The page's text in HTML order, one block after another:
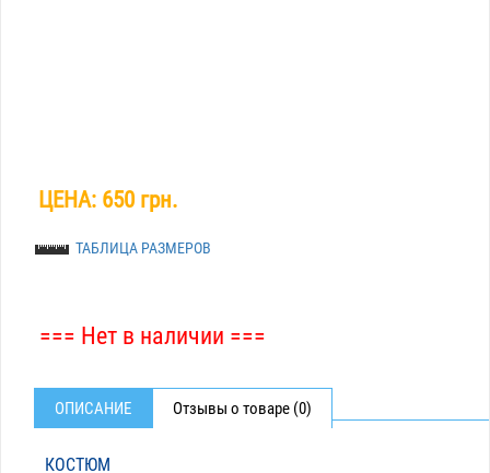
ЦЕНА: 650 грн.
ТАБЛИЦА РАЗМЕРОВ
=== Нет в наличии ===
ОПИСАНИЕ Отзывы о товаре (0)
КОСТЮМ